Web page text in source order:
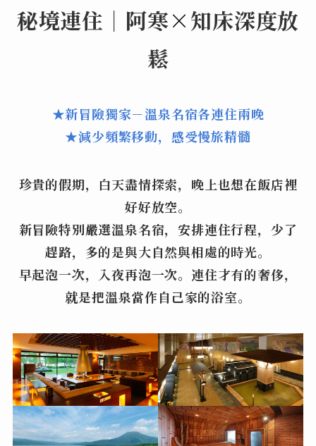
秘境連住｜ 阿寒×知床深度放
鬆
★新冒險獨家－溫泉名宿各連住兩晚
★減少頻繁移動，感受慢旅精髓
珍貴的假期，白天盡情探索，晚上也想在飯店裡
好好放空。
新冒險特別嚴選溫泉名宿，安排連住行程，少了
趕路，多的是與大自然與相處的時光。
早起泡一次，入夜再泡一次。連住才有的奢侈，
就是把溫泉當作自己家的浴室。